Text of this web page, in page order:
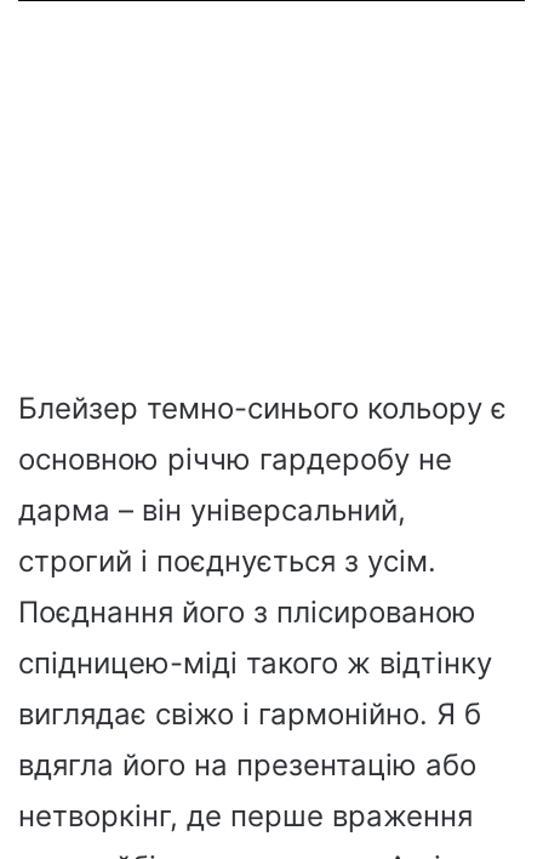
Блейзер темно-синього кольору є
основною річчю гардеробу не
дарма – він універсальний,
строгий і поєднується з усім.
Поєднання його з плісированою
спідницею-міді такого ж відтінку
виглядає свіжо і гармонійно. Я б
вдягла його на презентацію або
нетворкінг, де перше враження